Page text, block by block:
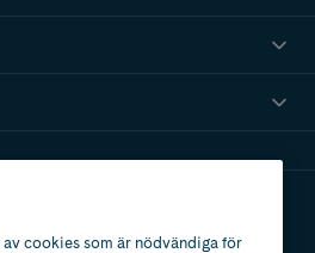
cookies som är nödvändiga för